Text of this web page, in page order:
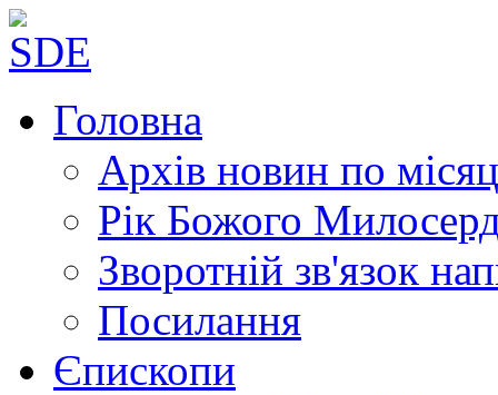
Головна
Архів новин по
Рік Божого
Зворотній зв'язок
Посилання
Єпископи